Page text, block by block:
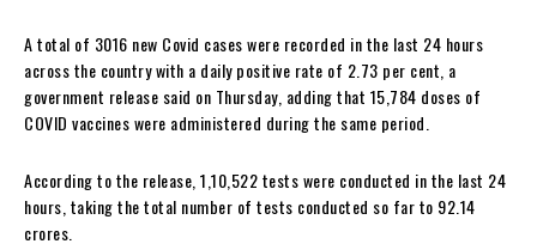
A total of 3016 new Covid cases were recorded in the last 24 hours
across the country with a daily positive rate of 2.73 per cent, a
government release said on Thursday, adding that 15,784 doses of
COVID vaccines were administered during the same period.
According to the release, 1,10,522 tests were conducted in the last 24
hours, taking the total number of tests conducted so far to 92.14
crores.